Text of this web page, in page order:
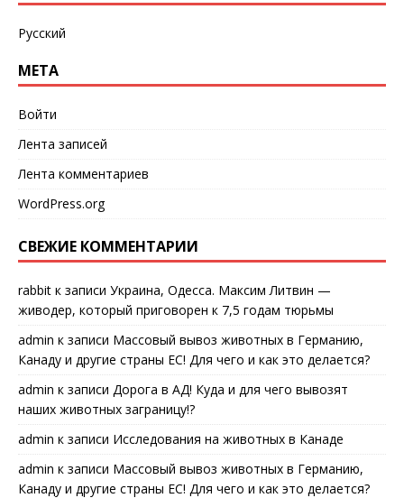
Русский
МЕТА
Войти
Лента записей
Лента комментариев
WordPress.org
СВЕЖИЕ КОММЕНТАРИИ
rabbit к записи Украина, Одесса. Максим Литвин —
живодер, который приговорен к 7,5 годам тюрьмы
admin к записи Массовый вывоз животных в Германию,
Канаду и другие страны ЕС! Для чего и как это делается?
admin к записи Дорога в АД! Куда и для чего вывозят
наших животных заграницу!?
admin к записи Исследования на животных в Канаде
admin к записи Массовый вывоз животных в Германию,
Канаду и другие страны ЕС! Для чего и как это делается?